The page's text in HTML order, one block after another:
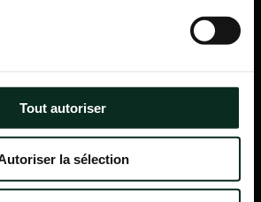
Tout autoriser
la sélection
?